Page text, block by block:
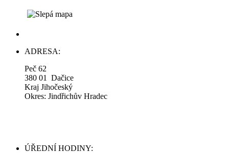
ADRESA:
Peč 62
380 01 Dačice
Kraj Jihočeský
Okres: Jindřichův Hradec
ÚŘEDNÍ HODINY: